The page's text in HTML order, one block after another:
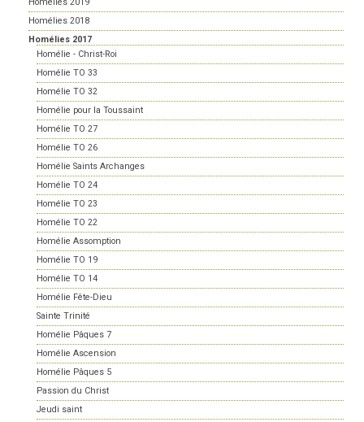
Homélies 2019
Homélies 2018
Homélies 2017
Homélie - Christ-Roi
Homélie TO 33
Homélie TO 32
Homélie pour la Toussaint
Homélie TO 27
Homélie TO 26
Homélie Saints Archanges
Homélie TO 24
Homélie TO 23
Homélie TO 22
Homélie Assomption
Homélie TO 19
Homélie TO 14
Homélie Fête-Dieu
Sainte Trinité
Homélie Pâques 7
Homélie Ascension
Homélie Pâques 5
Passion du Christ
Jeudi saint